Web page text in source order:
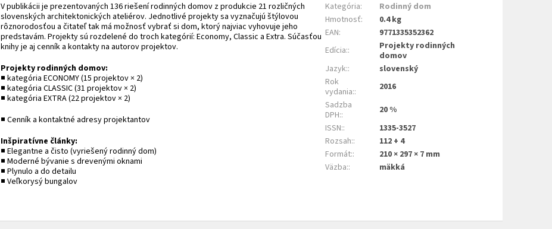
V publikácii je prezentovaných 136 riešení rodinných domov z produkcie 21 rozličných
slovenských architektonických ateliérov. Jednotlivé projekty sa vyznačujú štýlovou
rôznorodosťou a čitateľ tak má možnosť vybrať si dom, ktorý najviac vyhovuje jeho
predstavám. Projekty sú rozdelené do troch kategórií: Economy, Classic a Extra. Súčasťou
knihy je aj cenník a kontakty na autorov projektov.
Projekty rodinných domov:
■ kategória ECONOMY (15 projektov × 2)
■ kategória CLASSIC (31 projektov × 2)
■ kategória EXTRA (22 projektov × 2)
■ Cenník a kontaktné adresy projektantov
Inšpiratívne články:
■ Elegantne a čisto (vyriešený rodinný dom)
■ Moderné bývanie s drevenými oknami
■ Plynulo a do detailu
■ Veľkorysý bungalov
Kategória:
Rodinný dom
Hmotnosť:
0.4 kg
EAN:
9771335352362
Edícia::
Projekty rodinných
domov
Jazyk::
slovenský
Rok
vydania::
2016
Sadzba
DPH::
20 %
ISSN::
1335-3527
Rozsah::
112 + 4
Formát::
210 × 297 × 7 mm
Väzba:: mäkká